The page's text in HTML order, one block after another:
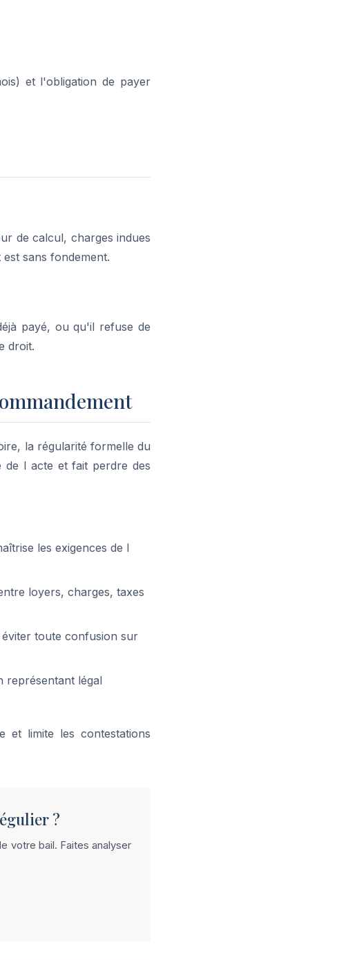
et l'obligation de payer
de calcul, charges indues
sans fondement.
payé, ou qu'il refuse de
droit.
la régularité formelle du
l acte et fait perdre des
les exigences de l
loyers, charges, taxes
toute confusion sur
représentant légal
et limite les contestations
?
votre bail. Faites analyser